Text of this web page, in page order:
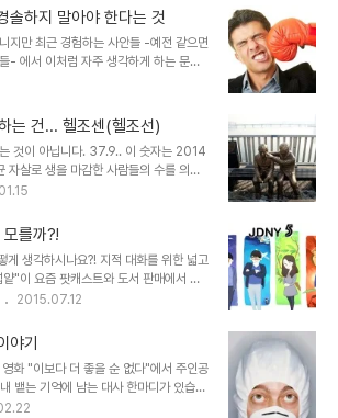
준비가 필요합니다. 바로 될 수 있는 것
도 많죠. 아마 대부분은 일정하게 준비
이라고 생각합니다. 그래야만 그다음이 제
문입니다. 그런데, 그런 조건이 딱 맞아
물기만 합니다. 그래서 관계가 더 무섭게
솔하지 말아야 한다는 것
지만 최근 경험하는 사안들 -예전 같으면
- 에서 이처럼 자주 생각하게 하는 문구
람으로 살아간다는 것이 굴레라는 걸 확
거지?"라며 어두운 생각의 소용돌이 속
다. 쓸데없는 번민, 세상은 원래 그런
수 없다는 상황에 봉착하고는 누가 뭐라
지고 맙니다. 그것이 그렇게 느껴진 것이
지만, 자랑인 듯 떠벌리며 운동하고 있음
걸?!! 그렇..
는 건... 헬조센(헬조선)
것이 아닙니다. 37.9.. 이 숫자는 2014
자살로 생을 마감한 사람들의 수를 의미
학급 이상이 자살로 사라지는 것이고,
저 숫자를 보다가 문득 국민과 국가, 사
관성을 생각하게 됩니다. 인구 감소 문제
하는 정부... 그런데, 정작 죽어가는 사람
로운 생명만 낳으면 된다고 생각하는 걸
아닙니다. 더욱이 그러한 현실에 대한
를까?!
게 생각하시나요?! 지적 대화를 위한 넓고
"이 요즘 팟캐스트와 도서 판매에서 관
의 일반인들이 이렇게 알려질 수 있기란
넓얕 팟캐스트 이미지 그들의 알려짐도
게도 그들의 알려짐이 없었더라면 그것
더 나가 이러한 이들이 아직도 얼마나 더
고 그 가능성들을 점점 잃고 있는 게 아닐
지기도 합니다. 우리가 알고 있는 사실들
2015.07.12
야기
화 "이보다 더 좋을 순 없다"에서 주인공
뱉는 기억에 남는 대사 한마디가 있습니
을 대지 않겠어!!!" 영화를 보는 내내 멜